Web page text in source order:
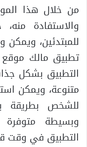
من خلال هذا
والاستفادة
للمبتدئين، ويمكن
تطبيق مالك
التطبيق بشكل
متنوعة، ويمكن
للشخص بطريقة
وبسيطة
التطبيق في وقت